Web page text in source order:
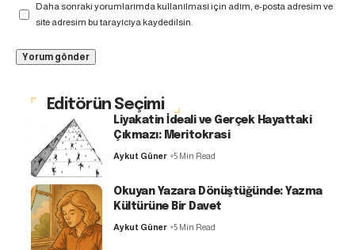
Daha sonraki yorumlarımda kullanılması için adım, e-posta adresim ve
site adresim bu tarayıcıya kaydedilsin.
Editörün Seçimi
Liyakatin İdeali ve Gerçek Hayattaki
Çıkmazı: Meritokrasi
Aykut Güner 5 Min Read
Okuyan Yazara Dönüştüğünde: Yazma
Kültürüne Bir Davet
Aykut Güner 5 Min Read